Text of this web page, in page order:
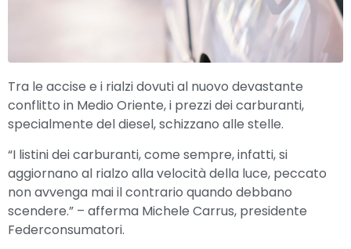
Tra le accise e i rialzi dovuti al nuovo devastante
conflitto in Medio Oriente, i prezzi dei carburanti,
specialmente del diesel, schizzano alle stelle.
“I listini dei carburanti, come sempre, infatti, si
aggiornano al rialzo alla velocità della luce, peccato
non avvenga mai il contrario quando debbano
scendere.” – afferma Michele Carrus, presidente
Federconsumatori.